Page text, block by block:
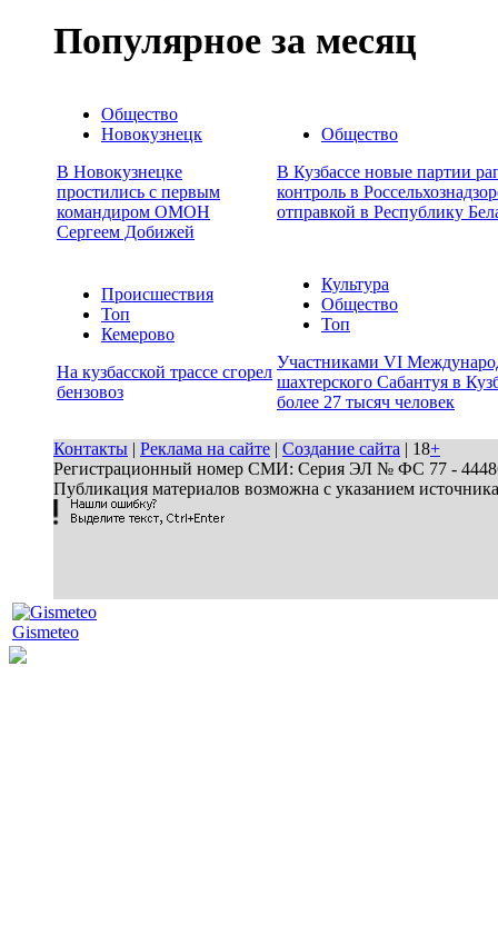
Популярное за месяц
Общество
Новокузнецк
В Новокузнецке
простились с первым
командиром ОМОН
Сергеем Добижей
Общество
В Кузбассе новые партии
контроль в
отправкой в Республику
Происшествия
Топ
Кемерово
На кузбасской трассе сгорел
бензовоз
Культура
Общество
Топ
Участниками VI
шахтерского Сабантуя в
более 27 тысяч человек
Контакты | Реклама на сайте | Создание сайта | 18+
Регистрационный номер СМИ: Серия ЭЛ № ФС 77 - 44486
Публикация материалов возможна с указанием
Gismeteo